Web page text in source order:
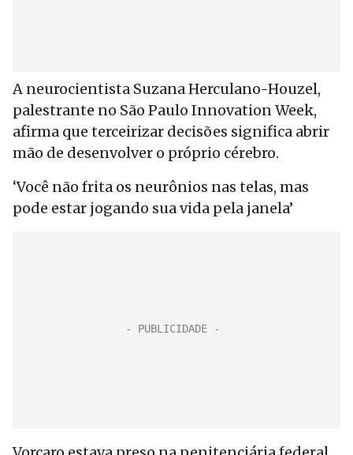
A neurocientista Suzana Herculano-Houzel,
palestrante no São Paulo Innovation Week,
afirma que terceirizar decisões significa abrir
mão de desenvolver o próprio cérebro.
‘Você não frita os neurônios nas telas, mas
pode estar jogando sua vida pela janela’